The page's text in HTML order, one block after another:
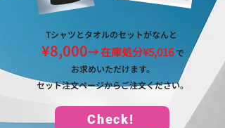
Tシャツとタオルのセットがなんと
¥8,000→ 在庫処分¥5,016で
お求めいただけます。
​セット注文ページからご注文ください。
Check!